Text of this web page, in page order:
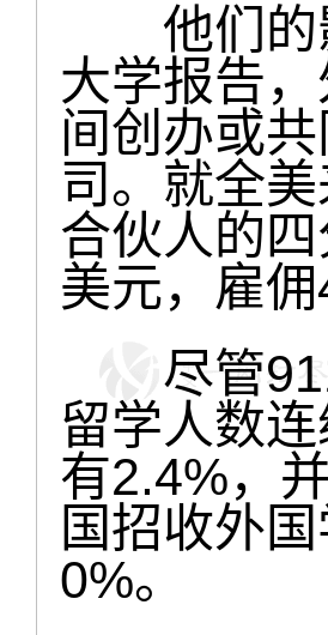
他们的影
大学报告
间创办或
司。就全
合伙人的
美元，雇佣
尽管911
留学人数
有2.4%，
国招收外
0%。